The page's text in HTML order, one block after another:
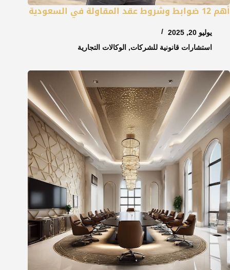
أهم 12 ضوابط وشروط عقد المقاولة في السعودية
يوليو 20, 2025
استشارات قانونية للشركات, الوكالات التجارية